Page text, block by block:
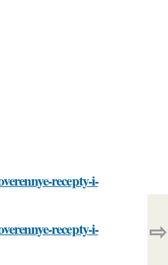
recepty-i-
recepty-i-
⇨